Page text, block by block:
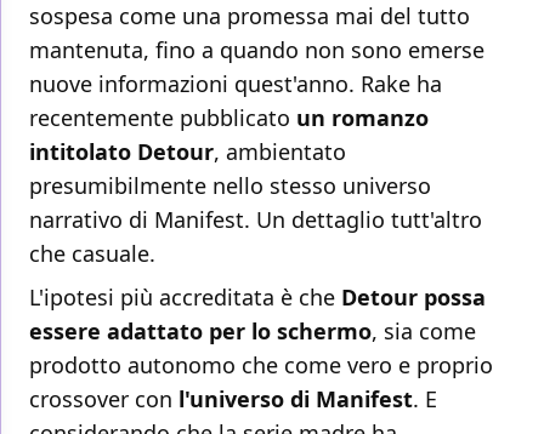
sospesa come una promessa mai del tutto
mantenuta, fino a quando non sono emerse
nuove informazioni quest'anno. Rake ha
recentemente pubblicato un romanzo
intitolato Detour, ambientato
presumibilmente nello stesso universo
narrativo di Manifest. Un dettaglio tutt'altro
che casuale.
L'ipotesi più accreditata è che Detour possa
essere adattato per lo schermo, sia come
prodotto autonomo che come vero e proprio
crossover con l'universo di Manifest. E